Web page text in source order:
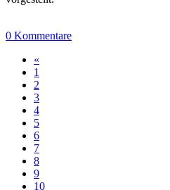
0 Kommentare
«
1
2
3
4
5
6
7
8
9
10